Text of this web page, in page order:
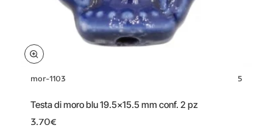
mor-1103 5
Testa di moro blu 19.5x15.5 mm conf. 2 pz
3.70€